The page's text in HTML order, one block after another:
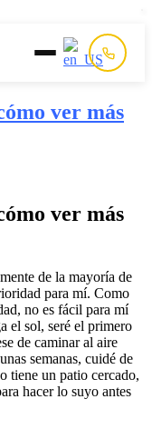
ver más
ver más
de la mayoría de
para mí. Como
no es fácil para mí
el sol, seré el primero
de caminar al aire
semanas, cuidé de
tiene un patio cercado,
hacer lo suyo antes